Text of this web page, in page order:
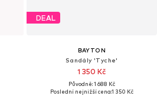
DEAL
BAYTON
Sandály 'Tyche'
1 350 Kč
Původně: 1 688 Kč
Poslední nejnižší cena:1 350 Kč